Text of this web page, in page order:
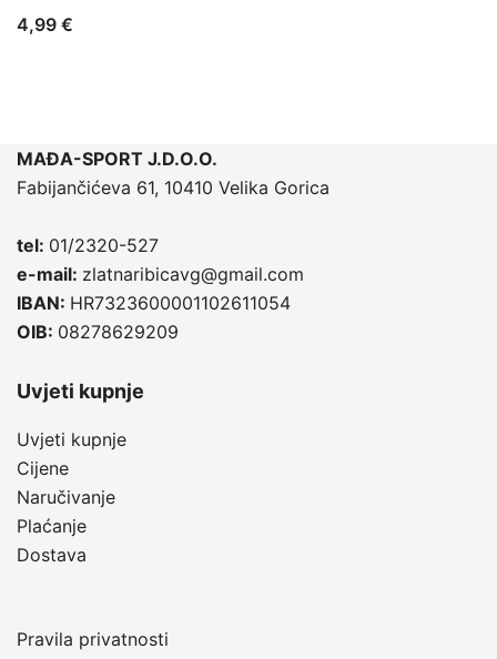
4,99 €
MAĐA-SPORT J.D.O.O.
Fabijančićeva 61, 10410 Velika Gorica
tel: 01/2320-527
e-mail: zlatnaribicavg@gmail.com
IBAN: HR7323600001102611054
OIB: 08278629209
Uvjeti kupnje
Uvjeti kupnje
Cijene
Naručivanje
Plaćanje
Dostava
Pravila privatnosti